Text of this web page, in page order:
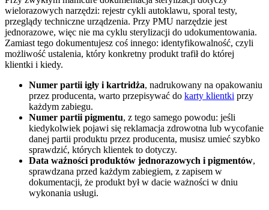
wielorazowych narzędzi: rejestr cykli autoklawu, sporal testy,
przeglądy techniczne urządzenia. Przy PMU narzędzie jest
jednorazowe, więc nie ma cyklu sterylizacji do udokumentowania.
Zamiast tego dokumentujesz coś innego: identyfikowalność, czyli
możliwość ustalenia, który konkretny produkt trafił do której
klientki i kiedy.
Numer partii igły i kartridża, nadrukowany na opakowaniu
przez producenta, warto przepisywać do karty klientki przy
każdym zabiegu.
Numer partii pigmentu, z tego samego powodu: jeśli
kiedykolwiek pojawi się reklamacja zdrowotna lub wycofanie
danej partii produktu przez producenta, musisz umieć szybko
sprawdzić, których klientek to dotyczy.
Data ważności produktów jednorazowych i pigmentów,
sprawdzana przed każdym zabiegiem, z zapisem w
dokumentacji, że produkt był w dacie ważności w dniu
wykonania usługi.